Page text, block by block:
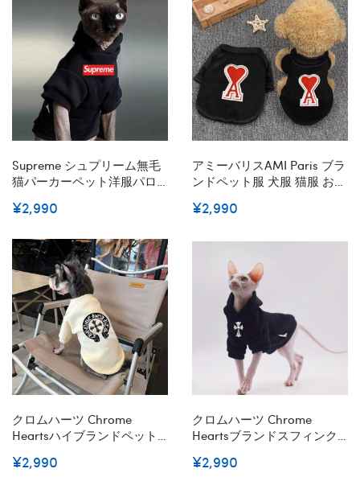
XL
Supreme シュプリーム無毛
猫パーカーペット洋服パロ
ンクス服ペットウェア お散
ンド 小型犬 パピー犬ウェア
激安パロディペット服秋冬
暖かいS-XXL
¥2,990
アミーバリスAMI Paris ブラ
ンドペット服 犬服 猫服 おし
子猫 可愛い ペットウェア 犬
¥2,990
クロムハーツ Chrome
Heartsハイブランドペット
の服犬ウェア 激安 パロディ
¥2,990
クロムハーツ Chrome
Heartsブランドスフィンク
出かけ 無毛猫ウェアブラン
¥2,990